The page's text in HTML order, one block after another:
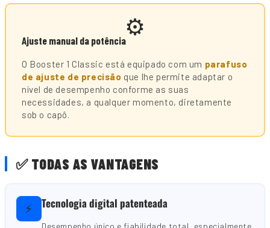
⚙️
Ajuste manual da potência
O Booster 1 Classic está equipado com um parafuso
de ajuste de precisão que lhe permite adaptar o
nível de desempenho conforme as suas
necessidades, a qualquer momento, diretamente
sob o capô.
✅ TODAS AS VANTAGENS
⚡ Tecnologia digital patenteada
Desempenho único e fiabilidade total, especialmente